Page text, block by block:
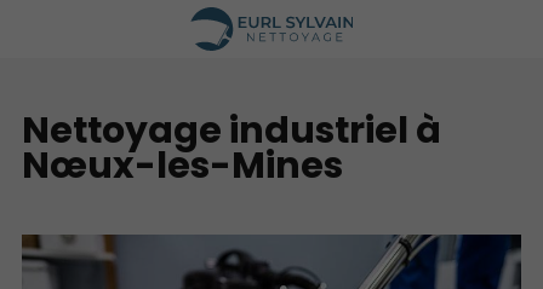
Nettoyage industriel à
Nœux-les-Mines